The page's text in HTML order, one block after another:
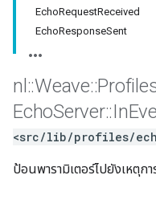
EchoRequestReceived
EchoResponseSent
nl ::Weave::
EchoServer::In
<src/lib/profiles/
ป้อนพารามิเตอร์ไปยังเหตุก